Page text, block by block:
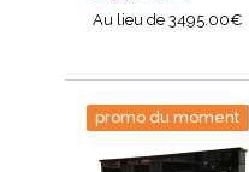
Au lieu de 3495.00€
promo du moment